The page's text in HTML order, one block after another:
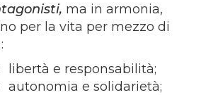
ma in armonia,
per la vita per mezzo di
libertà e responsabilità;
autonomia e solidarietà;